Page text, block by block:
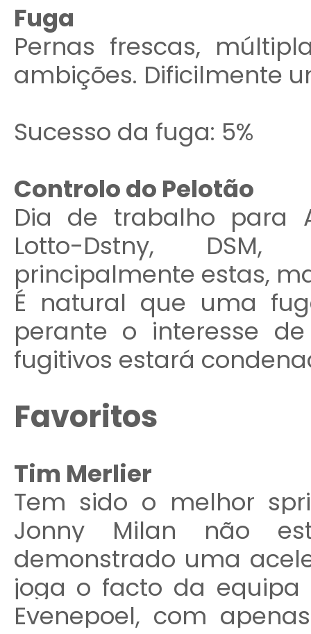
Fuga
Pernas frescas,
ambições. Dificilmente
Sucesso da fuga: 5%
Controlo do Pelotão
Dia de trabalho para
Lotto-Dstny,
principalmente estas,
É natural que uma
perante o interesse
fugitivos estará
Favoritos
Tim Merlier
Tem sido o melhor
Jonny Milan não
demonstrado uma
joga o facto da
Evenepoel, com